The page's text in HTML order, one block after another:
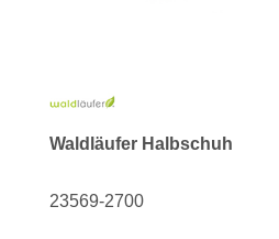
Waldläufer Halbschuh
23569-2700